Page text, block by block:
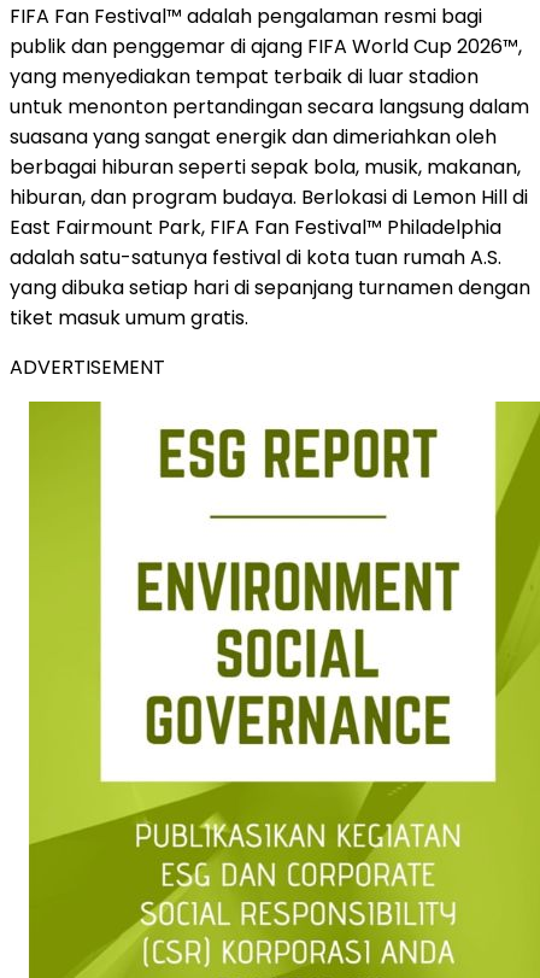
FIFA Fan Festival™ adalah pengalaman resmi bagi
publik dan penggemar di ajang FIFA World Cup 2026™,
yang menyediakan tempat terbaik di luar stadion
untuk menonton pertandingan secara langsung dalam
suasana yang sangat energik dan dimeriahkan oleh
berbagai hiburan seperti sepak bola, musik, makanan,
hiburan, dan program budaya. Berlokasi di Lemon Hill di
East Fairmount Park, FIFA Fan Festival™ Philadelphia
adalah satu-satunya festival di kota tuan rumah A.S.
yang dibuka setiap hari di sepanjang turnamen dengan
tiket masuk umum gratis.
ADVERTISEMENT